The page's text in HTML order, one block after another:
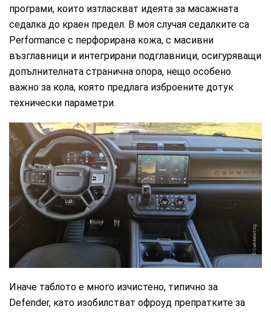
програми, които изтласкват идеята за масажната
седалка до краен предел. В моя случая седалките са
Performance с перфорирана кожа, с масивни
възглавници и интегрирани подглавници, осигуряващи
допълнителната странична опора, нещо особено
важно за кола, която предлага изброените дотук
технически параметри.
CarMarket.bg
Иначе таблото е много изчистено, типично за
Defender, като изобилстват офроуд препратките за